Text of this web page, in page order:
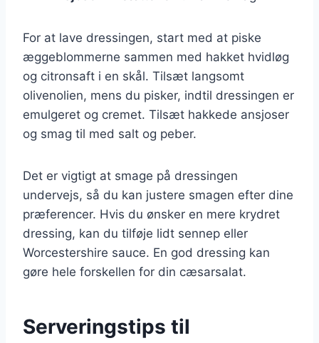
For at lave dressingen, start med at piske
æggeblommerne sammen med hakket hvidløg
og citronsaft i en skål. Tilsæt langsomt
olivenolien, mens du pisker, indtil dressingen er
emulgeret og cremet. Tilsæt hakkede ansjoser
og smag til med salt og peber.
Det er vigtigt at smage på dressingen
undervejs, så du kan justere smagen efter dine
præferencer. Hvis du ønsker en mere krydret
dressing, kan du tilføje lidt sennep eller
Worcestershire sauce. En god dressing kan
gøre hele forskellen for din cæsarsalat.
Serveringstips til